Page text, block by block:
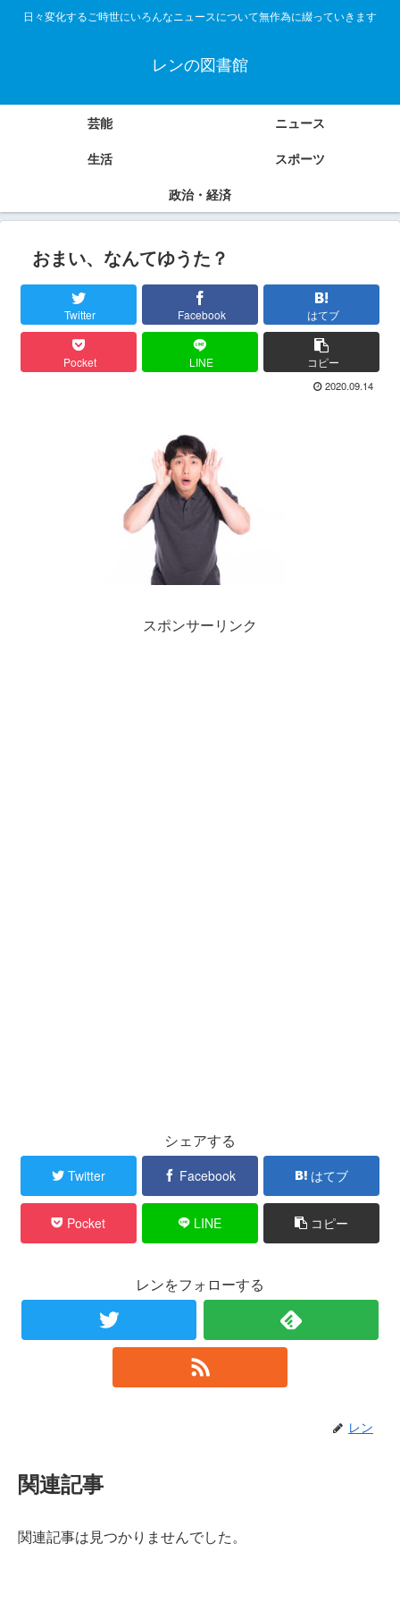
日々変化するご時世にいろんなニュースについて無作為に綴っていきます
レンの図書館
芸能
ニュース
生活
スポーツ
政治・経済
おまい、なんてゆうた？
Twitter Facebook はてブ
Pocket LINE コピー
2020.09.14
スポンサーリンク
シェアする
Twitter Facebook はてブ
Pocket LINE コピー
レンをフォローする
レン
関連記事
関連記事は見つかりませんでした。